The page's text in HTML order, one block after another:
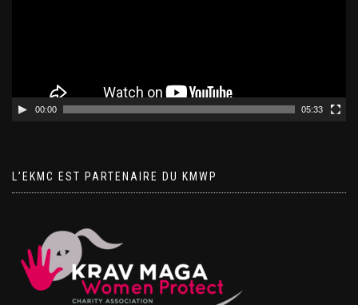
00:00 05:33
L’EKMC EST PARTENAIRE DU KMWP